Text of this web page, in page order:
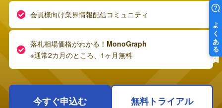
会員様向け業界情報配信コミュニティ
落札相場価格がわかる！ MonoGraph
※通常2カ月のところ、1ヶ月無料
今すぐ申込む 無料トライアル